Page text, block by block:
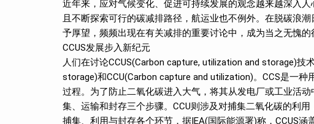
近年来，应对气候变化、促进可持续发展的观念越来越深入
且不断探索可行的碳减排路径，航运业也不例外。在脱碳浪
予厚望，频频出现在有关减排的重要讨论中，成为当之无愧的
CCUS发展步入新纪元
人们在讨论CCUS(Carbon capture, utilization and storage)技
storage)和CCU(Carbon capture and utilization)。CCS是一
过程。为了防止二氧化碳进入大气，将其从发电厂或工业活
集、运输和封存三个步骤。CCU则涉及对捕集二氧化碳的利
捕集、利用与封存各个环节，据IEA(国际能源署)称，CCUS涵